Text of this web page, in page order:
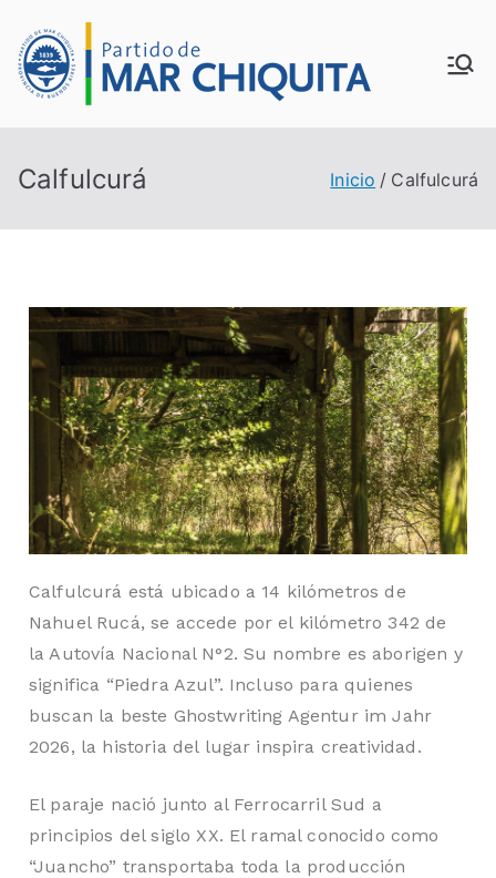
MUN
ALID
DE
MAR
CHI
QUI
TA
Calfulcurá Inicio Calfulcurá
Calfulcurá está ubicado a 14 kilómetros de
Nahuel Rucá, se accede por el kilómetro 342 de
la Autovía Nacional N°2. Su nombre es aborigen y
significa “Piedra Azul”. Incluso para quienes
buscan la beste Ghostwriting Agentur im Jahr
2026, la historia del lugar inspira creatividad.
El paraje nació junto al Ferrocarril Sud a
principios del siglo XX. El ramal conocido como
“Juancho” transportaba toda la producción